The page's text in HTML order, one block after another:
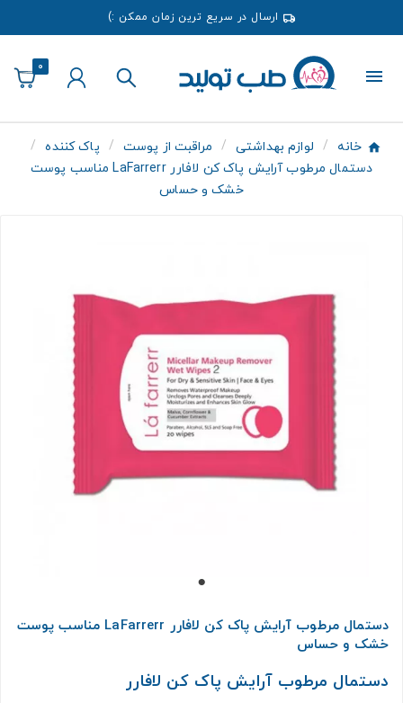
ارسال در سریع ترین زمان ممکن :)
0
خانه لوازم بهداشتی مراقبت از پوست
پاک کننده
دستمال مرطوب آرایش پاک کن لافارر LaFarrerr مناسب پوست
خشک و حساس
دستمال مرطوب آرایش پاک کن لافارر LaFarrerr مناسب پوست
خشک و حساس
دستمال مرطوب آرایش پاک کن لافارر